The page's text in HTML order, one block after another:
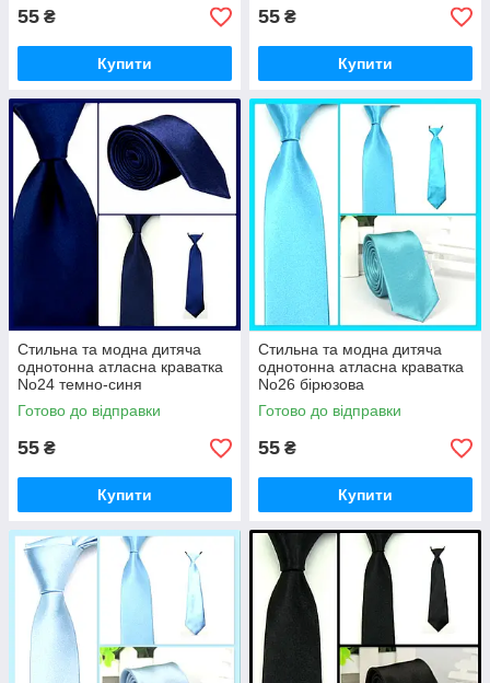
55 ₴
Купити
55 ₴
Купити
Стильна та модна дитяча
однотонна атласна краватка
No24 темно-синя
Готово до відправки
55 ₴
Купити
Стильна та модна дитяча
однотонна атласна краватка
No26 бірюзова
Готово до відправки
55 ₴
Купити